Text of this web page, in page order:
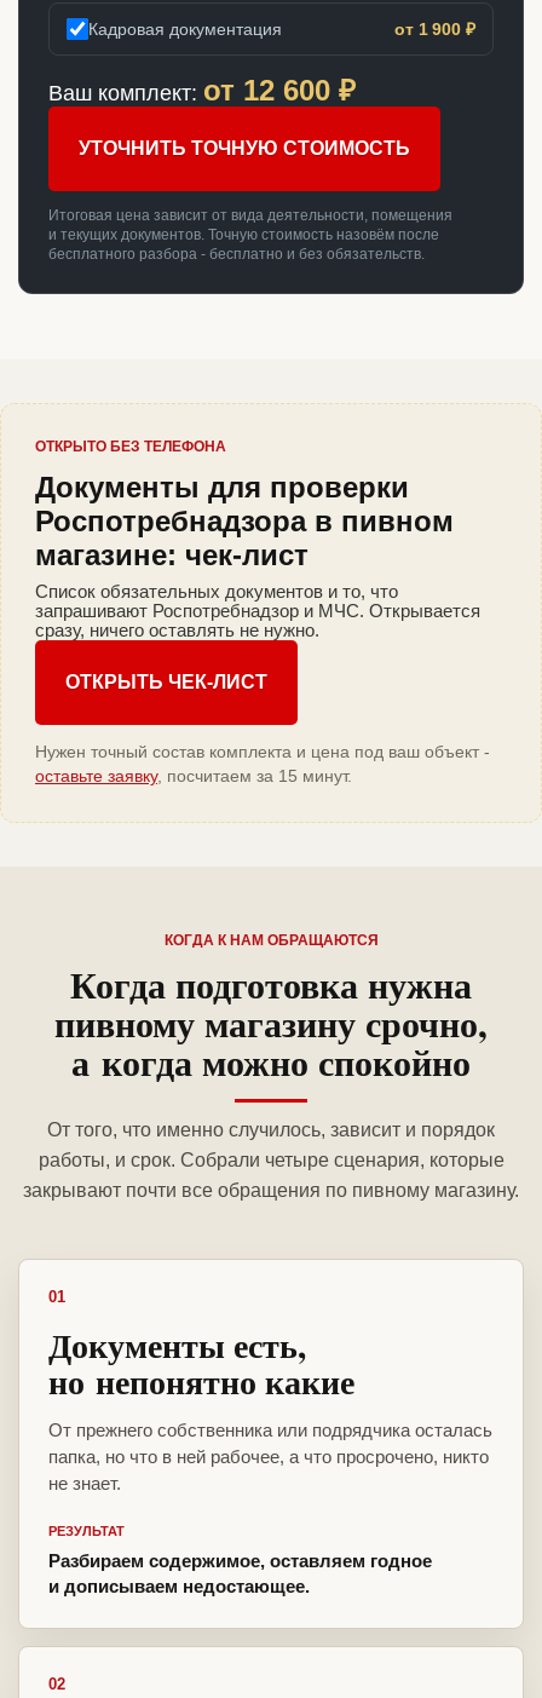
Кадровая документация от 1 900 ₽
Ваш комплект: от 12 600 ₽
УТОЧНИТЬ ТОЧНУЮ СТОИМОСТЬ
Итоговая цена зависит от вида деятельности, помещения
и текущих документов. Точную стоимость назовём после
бесплатного разбора - бесплатно и без обязательств.
ОТКРЫТО БЕЗ ТЕЛЕФОНА
Документы для проверки
Роспотребнадзора в пивном
магазине: чек-лист
Список обязательных документов и то, что
запрашивают Роспотребнадзор и МЧС. Открывается
сразу, ничего оставлять не нужно.
ОТКРЫТЬ ЧЕК-ЛИСТ
Нужен точный состав комплекта и цена под ваш объект -
оставьте заявку, посчитаем за 15 минут.
КОГДА К НАМ ОБРАЩАЮТСЯ
Когда подготовка нужна
пивному магазину срочно,
а когда можно спокойно
От того, что именно случилось, зависит и порядок
работы, и срок. Собрали четыре сценария, которые
закрывают почти все обращения по пивному магазину.
01
Документы есть,
но непонятно какие
От прежнего собственника или подрядчика осталась
папка, но что в ней рабочее, а что просрочено, никто
не знает.
РЕЗУЛЬТАТ
Разбираем содержимое, оставляем годное
и дописываем недостающее.
02